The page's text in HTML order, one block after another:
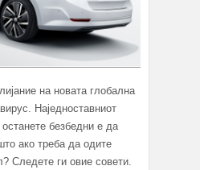
на новата глобална
Наједноставниот
безбедни е да
ако треба да одите
Следете ги овие совети.